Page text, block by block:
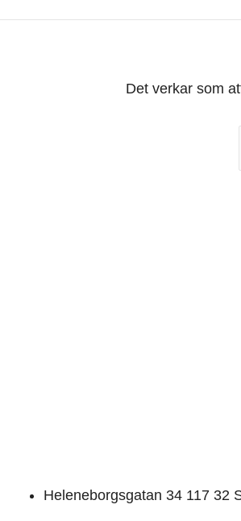
Det verkar som
Heleneborgsgatan 34 117 32